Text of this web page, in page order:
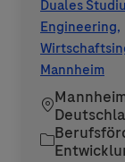
Duales
Engineering,
Mannheim
Standort
Kategorie